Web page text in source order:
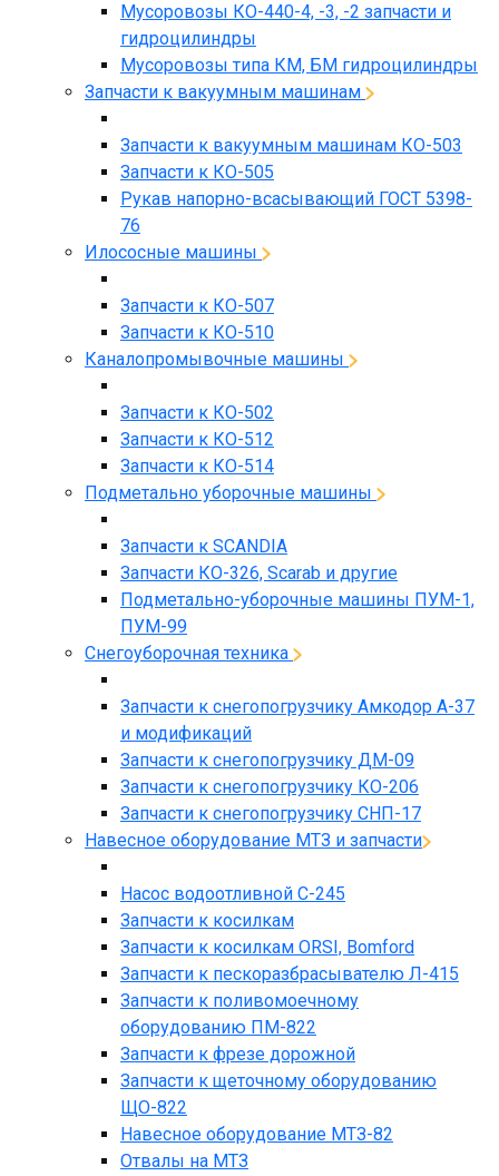
Мусоровозы КО-440-4, -3, -2 запчасти и
гидроцилиндры
Мусоровозы типа КМ, БМ гидроцилиндры
Запчасти к вакуумным машинам
Запчасти к вакуумным машинам КО-503
Запчасти к КО-505
Рукав напорно-всасывающий ГОСТ 5398-
76
Илососные машины
Запчасти к КО-507
Запчасти к КО-510
Каналопромывочные машины
Запчасти к КО-502
Запчасти к КО-512
Запчасти к КО-514
Подметально уборочные машины
Запчасти к SCANDIA
Запчасти КО-326, Scarab и другие
Подметально-уборочные машины ПУМ-1,
ПУМ-99
Снегоуборочная техника
Запчасти к снегопогрузчику Амкодор А-37
и модификаций
Запчасти к снегопогрузчику ДМ-09
Запчасти к снегопогрузчику КО-206
Запчасти к снегопогрузчику СНП-17
Навесное оборудование МТЗ и запчасти
Насос водоотливной С-245
Запчасти к косилкам
Запчасти к косилкам ORSI, Bomford
Запчасти к пескоразбрасывателю Л-415
Запчасти к поливомоечному
оборудованию ПМ-822
Запчасти к фрезе дорожной
Запчасти к щеточному оборудованию
ЩО-822
Навесное оборудование МТЗ-82
Отвалы на МТЗ